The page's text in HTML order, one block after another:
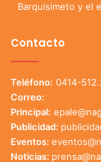
Barquisimeto y el
Contacto
Teléfono: 0414-
Correo:
Principal:
Publicidad:
Eventos:
Noticias: